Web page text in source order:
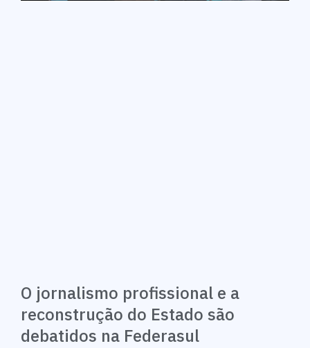
O jornalismo profissional e a
reconstrução do Estado são
debatidos na Federasul